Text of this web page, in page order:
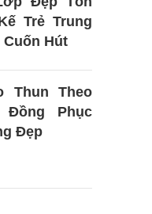
Trẻ Trung
Cuốn Hút
Thun Theo
Đồng Phục
Đẹp